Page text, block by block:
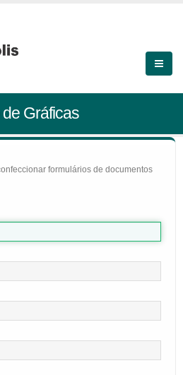
Gráficas
formulários de documentos